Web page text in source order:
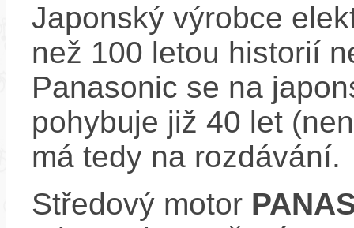
Japonský výrobce
než 100 letou historií
Panasonic se na
pohybuje již 40 let
má tedy na rozdávání.
Středový motor